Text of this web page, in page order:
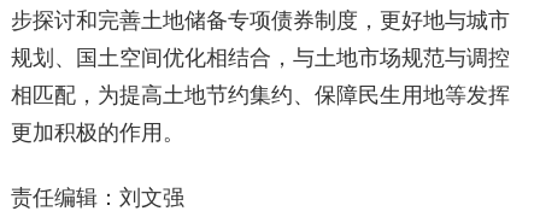
步探讨和完善土地储备专项债券制度，更好地与城市
规划、国土空间优化相结合，与土地市场规范与调控
相匹配，为提高土地节约集约、保障民生用地等发挥
更加积极的作用。
责任编辑：刘文强